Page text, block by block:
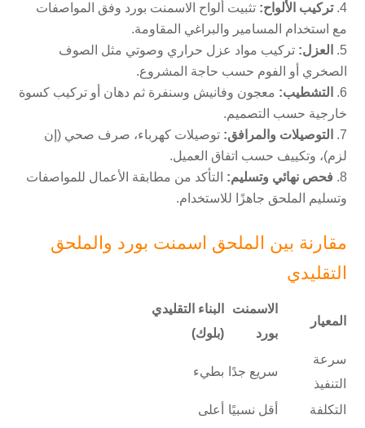
تركيب الألواح: تثبيت ألواح الاسمنت بورد وفق المواصفات
مع استخدام المسامير والبراغي المقاومة.
العزل: تركيب مواد عزل حراري وصوتي مثل الصوف
الصخري أو الفوم حسب حاجة المشروع.
التشطيب: معجون وفانيش وسنفرة ثم دهان أو تركيب كسوة
خارجية حسب التصميم.
التوصيلات والمرافق: توصيلات كهرباء، صرف صحي (إن
لزم)، وتكييف حسب اتفاق العميل.
فحص نهائي وتسليم: التأكد من مطابقة الأعمال للمواصفات
وتسليم الملحق جاهزًا للاستخدام.
مقارنة بين الملحق اسمنت بورد والملحق
التقليدي
المعيار
الاسمنت
بورد
البناء التقليدي
(بلوك)
سرعة
التنفيذ
سريع جدًا بطيء
التكلفة أقل نسبيًا
أعلى